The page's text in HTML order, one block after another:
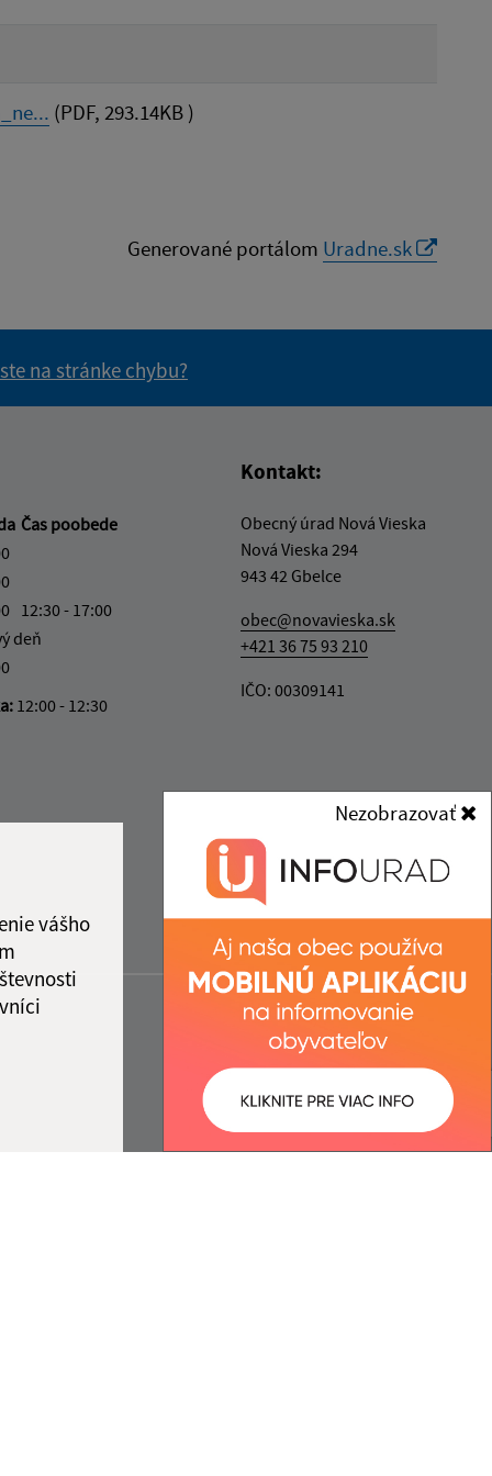
vášho
Nezobrazovať
(PDF, 293.14KB )
Generované portálom Uradne.sk
na stránke chybu?
Čas poobede
12:30 - 17:00
deň
12:00 - 12:30
Kontakt:
Obecný úrad Nová Vieska
Nová Vieska 294
943 42 Gbelce
obec@novavieska.sk
+421 36 75 93 210
IČO: 00309141